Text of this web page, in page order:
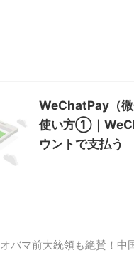
WeChatPay（
使い方①｜
ウントで支払う
オバマ前大統領も絶賛！中